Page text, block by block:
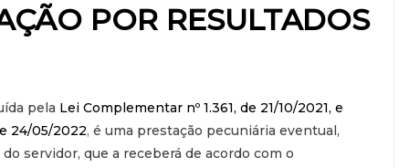
POR RESULTADOS
pela Lei Complementar nº 1.361, de 21/10/2021, e
24/05/2022, é uma prestação pecuniária eventual,
servidor, que a receberá de acordo com o